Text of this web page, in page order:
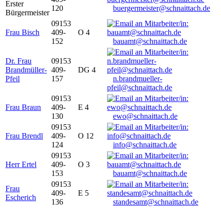
Erster
Bürgermeister
120
buergermeister@schnaittach.de
Frau Bisch
09153
409-
152
O 4
bauamt@schnaittach.de
Dr. Frau
Brandmüller-
Pfeil
09153
409-
157
DG 4
n.brandmueller-
pfeil@schnaittach.de
Frau Braun
09153
409-
130
E 4
ewo@schnaittach.de
Frau Brendl
09153
409-
124
O 12
info@schnaittach.de
Herr Ertel
09153
409-
153
O 3
bauamt@schnaittach.de
Frau
Escherich
09153
409-
136
E 5
standesamt@schnaittach.de